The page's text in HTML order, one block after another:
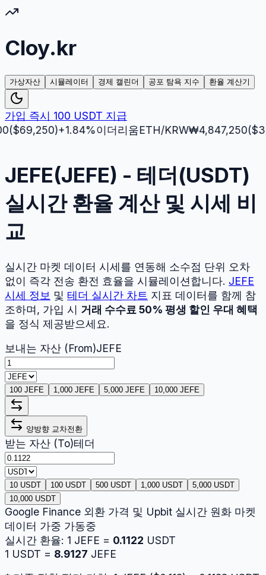
Cloy.kr
가상자산 시뮬레이터 경제 캘린더 공포 탐욕 지수 환율 계산기
가입 즉시 100 USDT 지급
)+1.84%이더리움ETH/KRW₩4,847,250($
JEFE(JEFE) - 테더(USDT)
실시간 환율 계산 및 시세 비
교
실시간 마켓 데이터 시세를 연동해 소수점 단위 오차
없이 즉각 전송 환전 효율을 시뮬레이션합니다. JEFE
시세 정보 및 테더 실시간 차트 지표 데이터를 함께 참
조하며, 가입 시 거래 수수료 50% 평생 할인 우대 혜택
을 정식 제공받으세요.
보내는 자산 (From)JEFE
100 JEFE 1,000 JEFE 5,000 JEFE 10,000 JEFE
양방향 교차전환
받는 자산 (To)테더
10 USDT 100 USDT 500 USDT 1,000 USDT
5,000 USDT
10,000 USDT
Google Finance 외환 가격 및 Upbit 실시간 원화 마켓
데이터 가중 가동중
실시간 환율: 1 JEFE = 0.1122 USDT
1 USDT = 8.9127 JEFE